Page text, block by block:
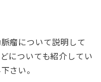
瘤について説明して
についても紹介してい
さい。